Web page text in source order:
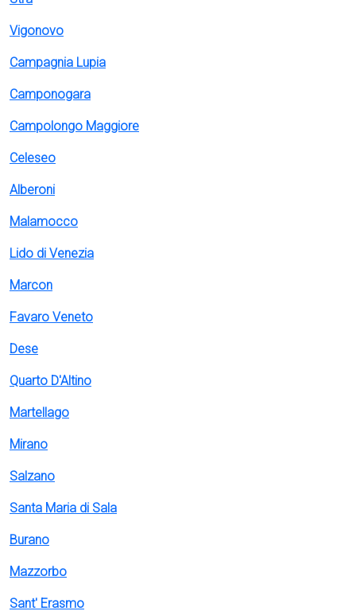
Vigonovo
Campagnia Lupia
Camponogara
Campolongo Maggiore
Celeseo
Alberoni
Malamocco
Lido di Venezia
Marcon
Favaro Veneto
Dese
Quarto D'Altino
Martellago
Mirano
Salzano
Santa Maria di Sala
Burano
Mazzorbo
Sant' Erasmo